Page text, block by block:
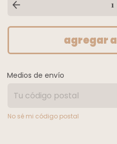
Medios de envío
No sé mi código postal